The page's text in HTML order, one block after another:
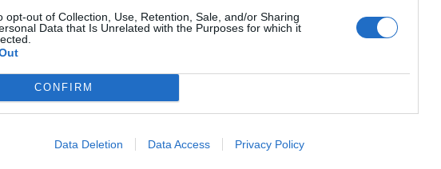
opt-out of Collection, Use, Retention, Sale, and/or Sharing
Data that Is Unrelated with the Purposes for which it
CONFIRM
Data Deletion Data Access Privacy Policy
determinades esferes de la nostra vida?
del sectarisme i la irracionalitat?
mai eines d'enfrontament, sinó de concòrdia.